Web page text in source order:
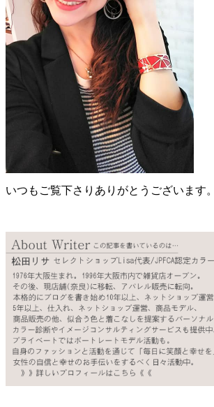
いつもご覧下さりありがとうございます。